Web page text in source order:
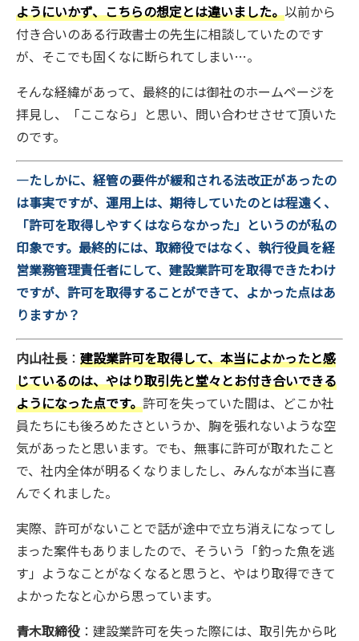
ようにいかず、こちらの想定とは違いました。以前から
付き合いのある行政書士の先生に相談していたのです
が、そこでも固くなに断られてしまい…。
そんな経緯があって、最終的には御社のホームページを
拝見し、「ここなら」と思い、問い合わせさせて頂いた
のです。
―たしかに、経管の要件が緩和される法改正があったの
は事実ですが、運用上は、期待していたのとは程遠く、
「許可を取得しやすくはならなかった」というのが私の
印象です。最終的には、取締役ではなく、執行役員を経
営業務管理責任者にして、建設業許可を取得できたわけ
ですが、許可を取得することができて、よかった点はあ
りますか？
内山社長 ： 建設業許可を取得して、本当によかったと感
じているのは、やはり取引先と堂々とお付き合いできる
ようになった点です。許可を失っていた間は、どこか社
員たちにも後ろめたさというか、胸を張れないような空
気があったと思います。でも、無事に許可が取れたこと
で、社内全体が明るくなりましたし、みんなが本当に喜
んでくれました。
実際、許可がないことで話が途中で立ち消えになってし
まった案件もありましたので、そういう「釣った魚を逃
す」ようなことがなくなると思うと、やはり取得できて
よかったなと心から思っています。
青木取締役 ：建設業許可を失った際には、取引先から叱